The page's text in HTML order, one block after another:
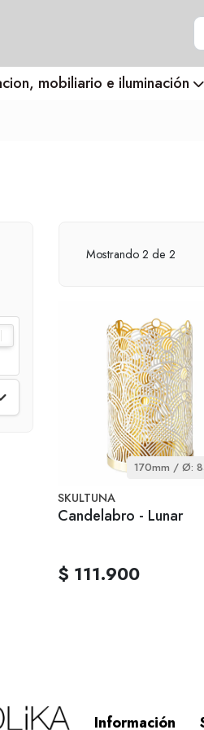
mobiliario e iluminación
Mostrando 2 de 2
170mm / Ø:
SKULTUNA
Candelabro - Lunar
$ 111.900
Información